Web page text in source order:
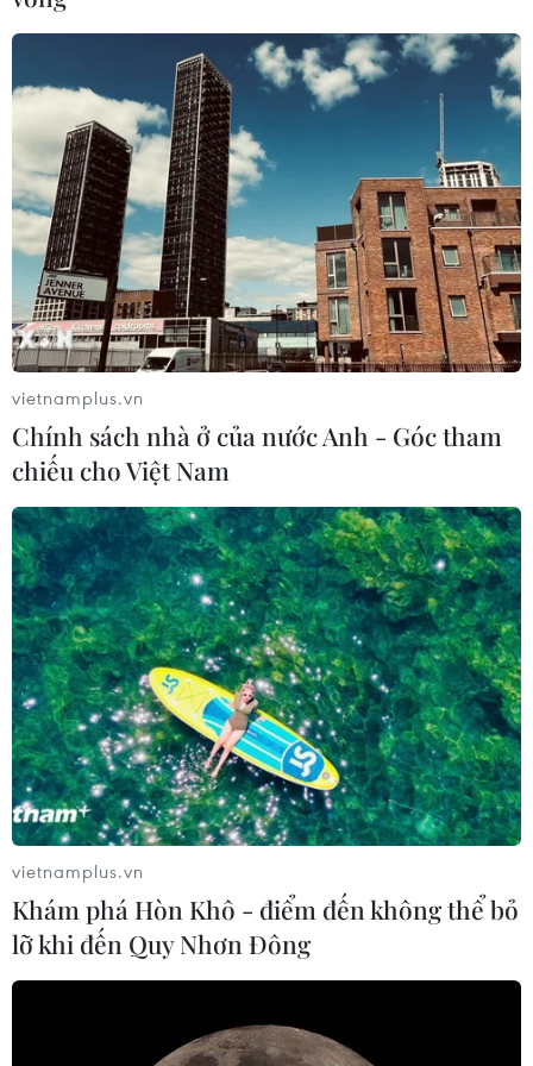
Thổ Nhĩ Kỳ: Các cường quốc đang biến
Syria thành một "sàn đấu vật tay"
12/04/2018 13:39
Tổng thống Recep Tayyip Erdogan bày tỏ quan ngại
rằng "một số nước tự tin về sức mạnh quân sự của họ
đang biến Syria thành một sàn đấu vật tay."
vietnamplus.vn
Chính sách nhà ở của nước Anh - Góc tham
chiếu cho Việt Nam
vietnamplus.vn
Khám phá Hòn Khô - điểm đến không thể bỏ
lỡ khi đến Quy Nhơn Đông